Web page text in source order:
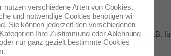
nutzen verschiedene Arten von Cookies.
und notwendige Cookies benötigen wir
Sie können jederzeit den verschiedenen
Ihre Zustimmung oder Ablehnung
nur ganz gezielt bestimmte Cookies
erhalten. Somit können Sie Ihre Gäste z.B.
sowie die zwei Daten der Feier mit.